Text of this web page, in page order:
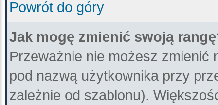
Powrót do góry
Jak mogę zmienić swoją
Przeważnie nie możesz zmienić
pod nazwą użytkownika przy
zależnie od szablonu).